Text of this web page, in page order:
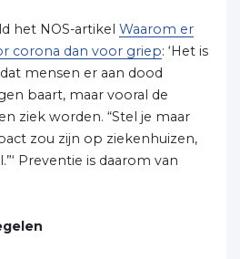
het NOS-artikel Waarom er
corona dan voor griep: ‘Het is
mensen er aan dood
baart, maar vooral de
ziek worden. “Stel je maar
zou zijn op ziekenhuizen,
Preventie is daarom van